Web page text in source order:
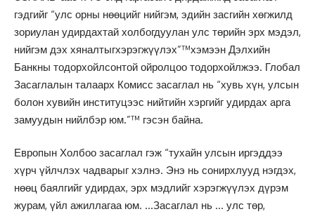
гэдгийг “улс орны нөөцийг нийгэм, эдийн засгийн хөгжилд
зориулан удирдахтай холбогдуулан улс төрийн эрх мэдэл,
нийгэм дэх хяналтыгхэрэгжүүлэх”™хэмээн Дэлхийн
Банкны тодорхойлсонтой ойролцоо тодорхойлжээ. Глобал
Засаглалын талаарх Комисс засаглал нь “хувь хүн, улсын
болон хувийн институцээс нийтийн хэргийг удирдах арга
замуудын нийлбэр юм.”™ гэсэн байна.
Европын Холбоо засаглал гэж “тухайн улсын иргэддээ
хүрч үйлчлэх чадварыг хэлнэ. Энэ нь сонирхлууд нэгдэх,
нөөц баялгийг удирдах, эрх мэдлийг хэрэгжүүлэх дүрэм
журам, үйл ажиллагаа юм. …Засаглал нь … улс төр,